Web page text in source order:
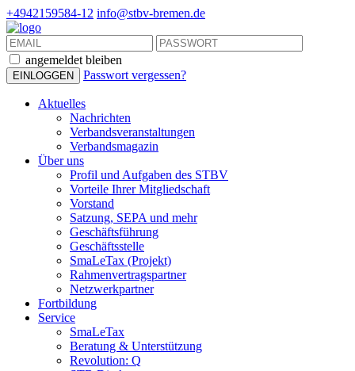
+4942159584-12 info@stbv-bremen.de
angemeldet bleiben
Passwort vergessen?
Aktuelles
Nachrichten
Verbandsveranstaltungen
Verbandsmagazin
Über uns
Profil und Aufgaben des STBV
Vorteile Ihrer Mitgliedschaft
Vorstand
Satzung, SEPA und mehr
Geschäftsführung
Geschäftsstelle
SmaLeTax (Projekt)
Rahmenvertragspartner
Netzwerkpartner
Fortbildung
Service
SmaLeTax
Beratung & Unterstützung
Revolution: Q